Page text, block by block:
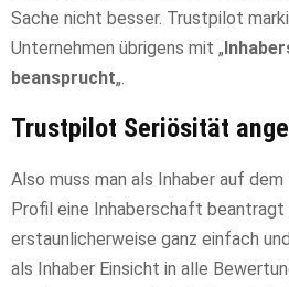
Sache nicht besser. Trustpilot
Unternehmen übrigens mit „
beansprucht„.
Trustpilot Seriösität
Also muss man als Inhaber auf
Profil eine Inhaberschaft beantragt
erstaunlicherweise ganz einfach
als Inhaber Einsicht in alle